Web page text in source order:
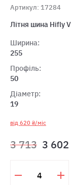
Артикул: 17284
Літня шина Hifly
Ширина:
255
Профіль:
50
Діаметр:
19
від 620 ₴/міс
3 713 3 602